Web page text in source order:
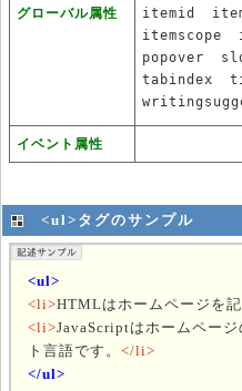
グローバル属性
itemid
itemscope
popover
tabindex
イベント属性
<ul>タグのサンプル
<ul>
<li>HTMLはホームページを
<li>JavaScriptはホームペー
ト言語です。 </li>
</ul>